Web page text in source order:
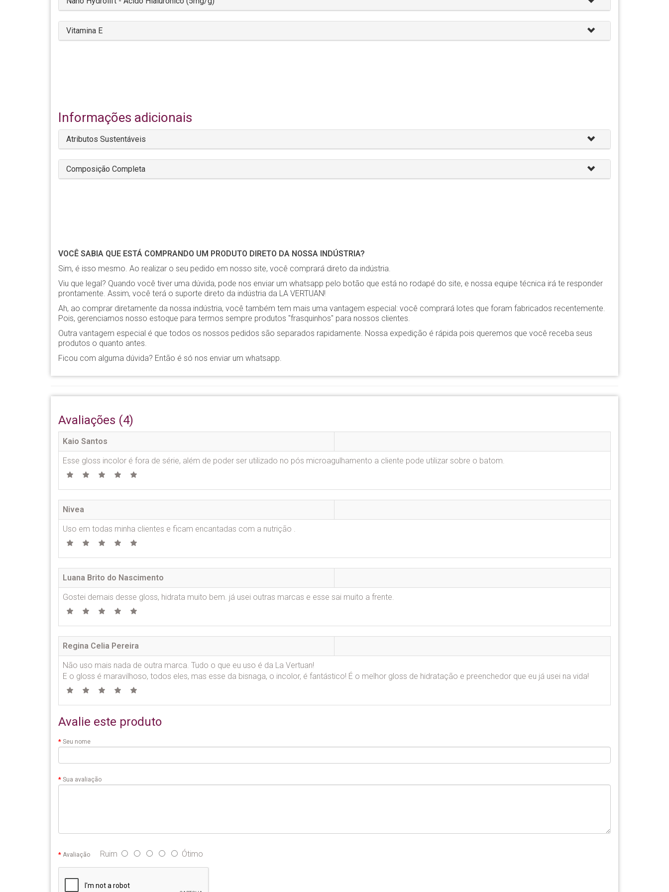
Vitamina E
Informações adicionais
Atributos Sustentáveis
Composição Completa
VOCÊ SABIA QUE ESTÁ COMPRANDO UM PRODUTO DIRETO DA NOSSA INDÚSTRIA?
Sim, é isso mesmo. Ao realizar o seu pedido em nosso site, você comprará direto da indústria.
Viu que legal? Quando você tiver uma dúvida, pode nos enviar um whatsapp pelo botão que está no rodapé do site, e nossa equipe técnica irá te responder
prontamente. Assim, você terá o suporte direto da indústria da LA VERTUAN!
Ah, ao comprar diretamente da nossa indústria, você também tem mais uma vantagem especial: você comprará lotes que foram fabricados recentemente.
Pois, gerenciamos nosso estoque para termos sempre produtos "frasquinhos" para nossos clientes.
Outra vantagem especial é que todos os nossos pedidos são separados rapidamente. Nossa expedição é rápida pois queremos que você receba seus
produtos o quanto antes.
Ficou com alguma dúvida? Então é só nos enviar um whatsapp.
Avaliações (4)
Kaio Santos
Esse gloss incolor é fora de série, além de poder ser utilizado no pós microagulhamento a cliente pode utilizar sobre o batom.
Nivea
Uso em todas minha clientes e ficam encantadas com a nutrição .
Luana Brito do Nascimento
Gostei demais desse gloss, hidrata muito bem. já usei outras marcas e esse sai muito a frente.
Regina Celia Pereira
Não uso mais nada de outra marca. Tudo o que eu uso é da La Vertuan!
E o gloss é maravilhoso, todos eles, mas esse da bisnaga, o incolor, é fantástico! É o melhor gloss de hidratação e preenchedor que eu já usei na vida!
Avalie este produto
Seu nome
Sua avaliação
Avaliação Ruim Ótimo